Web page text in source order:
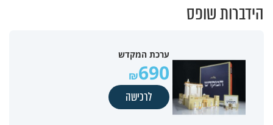
הידברות שופס
ערכת המקדש
690
לרכישה